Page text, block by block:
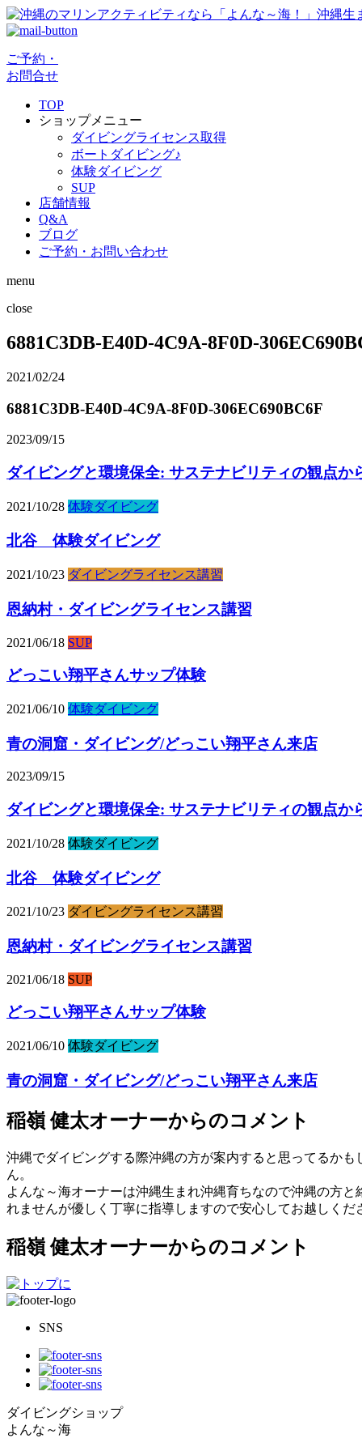
ご予約・
お問合せ
TOP
ショップメニュー
ダイビングライセンス取得
ボートダイビング♪
体験ダイビング
SUP
店舗情報
Q&A
ブログ
ご予約・お問い合わせ
menu
close
6881C3DB-E40D-4C9A-8F0D-
2021/02/24
6881C3DB-E40D-4C9A-8F0D-306EC690BC6F
2023/09/15
ダイビングと環境保全: サステナビリティの観点か
2021/10/28 体験ダイビング
北谷 体験ダイビング
2021/10/23 ダイビングライセンス講習
恩納村・ダイビングライセンス講習
2021/06/18 SUP
どっこい翔平さんサップ体験
2021/06/10 体験ダイビング
青の洞窟・ダイビング/どっこい翔平さん来店
2023/09/15
ダイビングと環境保全: サステナビリティの観点か
2021/10/28 体験ダイビング
北谷 体験ダイビング
2021/10/23 ダイビングライセンス講習
恩納村・ダイビングライセンス講習
2021/06/18 SUP
どっこい翔平さんサップ体験
2021/06/10 体験ダイビング
青の洞窟・ダイビング/どっこい翔平さん来店
稲嶺 健太オーナーからのコメント
沖縄でダイビングする際沖縄の方が案内すると思ってるか
ん。
よんな～海オーナーは沖縄生まれ沖縄育ちなので沖縄の方
れませんが優しく丁寧に指導しますので安心してお越しくだ
稲嶺 健太オーナーからのコメント
SNS
ダイビングショップ
よんな～海